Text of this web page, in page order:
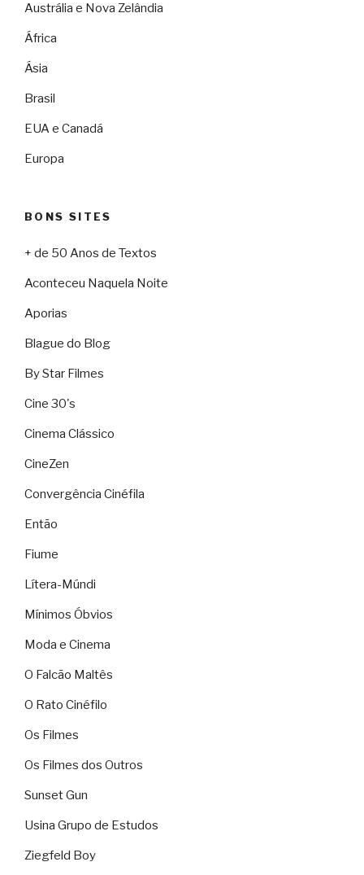
Austrália e Nova Zelândia
África
Ásia
Brasil
EUA e Canadá
Europa
BONS SITES
+ de 50 Anos de Textos
Aconteceu Naquela Noite
Aporias
Blague do Blog
By Star Filmes
Cine 30's
Cinema Clássico
CineZen
Convergência Cinéfila
Então
Fiume
Lítera-Múndi
Mínimos Óbvios
Moda e Cinema
O Falcão Maltês
O Rato Cinéfilo
Os Filmes
Os Filmes dos Outros
Sunset Gun
Usina Grupo de Estudos
Ziegfeld Boy